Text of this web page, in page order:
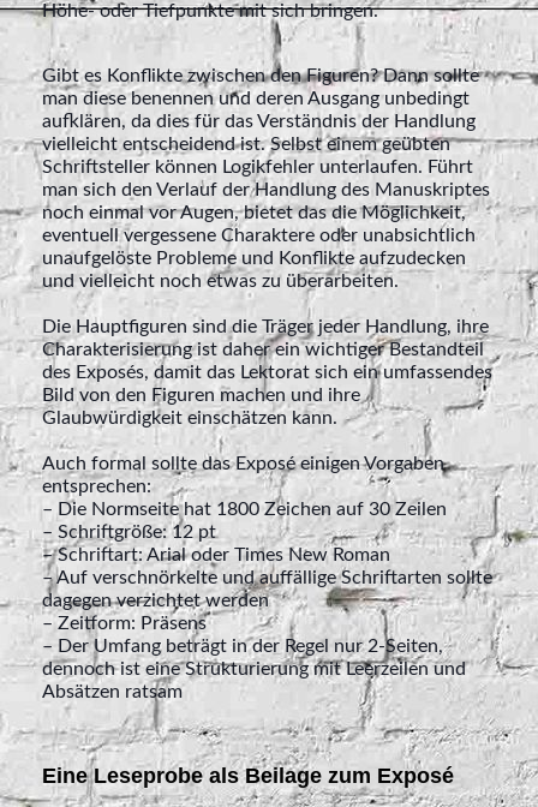
Höhe- oder Tiefpunkte mit sich bringen.
Gibt es Konflikte zwischen den Figuren? Dann sollte
man diese benennen und deren Ausgang unbedingt
aufklären, da dies für das Verständnis der Handlung
vielleicht entscheidend ist. Selbst einem geübten
Schriftsteller können Logikfehler unterlaufen. Führt
man sich den Verlauf der Handlung des Manuskriptes
noch einmal vor Augen, bietet das die Möglichkeit,
eventuell vergessene Charaktere oder unabsichtlich
unaufgelöste Probleme und Konflikte aufzudecken
und vielleicht noch etwas zu überarbeiten.
Die Hauptfiguren sind die Träger jeder Handlung, ihre
Charakterisierung ist daher ein wichtiger Bestandteil
des Exposés, damit das Lektorat sich ein umfassendes
Bild von den Figuren machen und ihre
Glaubwürdigkeit einschätzen kann.
Auch formal sollte das Exposé einigen Vorgaben
entsprechen:
– Die Normseite hat 1800 Zeichen auf 30 Zeilen
– Schriftgröße: 12 pt
– Schriftart: Arial oder Times New Roman
– Auf verschnörkelte und auffällige Schriftarten sollte
dagegen verzichtet werden
– Zeitform: Präsens
– Der Umfang beträgt in der Regel nur 2-Seiten,
dennoch ist eine Strukturierung mit Leerzeilen und
Absätzen ratsam
Eine Leseprobe als Beilage zum Exposé